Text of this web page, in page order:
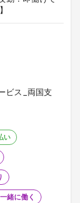
ビス_両国支
い
緒に働く